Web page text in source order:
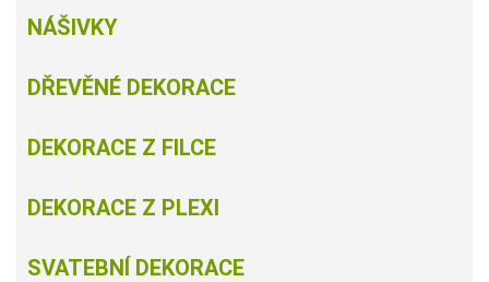
NÁŠIVKY
DŘEVĚNÉ DEKORACE
DEKORACE Z FILCE
DEKORACE Z PLEXI
SVATEBNÍ DEKORACE